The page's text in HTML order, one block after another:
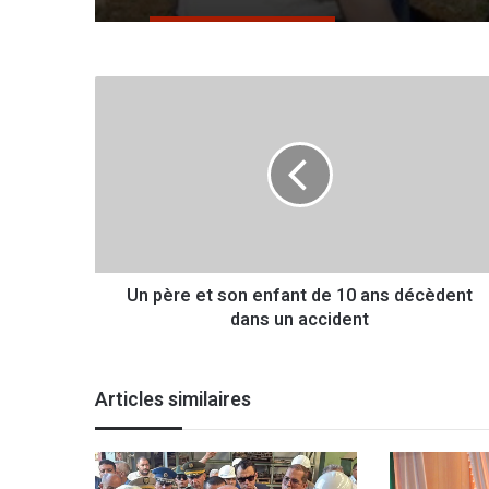
s
a
n
t
d
Un père et son enfant de 10 ans décèdent
dans un accident
Articles similaires